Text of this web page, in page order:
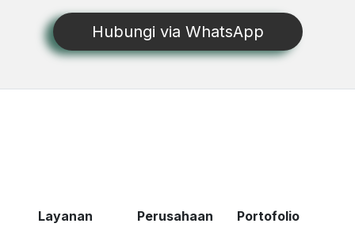
Hubungi via WhatsApp
Layanan
Perusahaan
Portofolio